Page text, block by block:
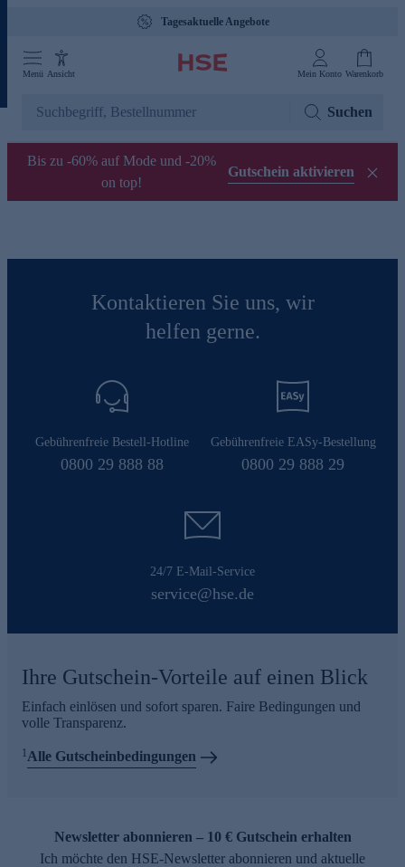
Tagesaktuelle Angebote
Menü Ansicht Mein Konto Warenkorb
Suchen
Bis zu -60% auf Mode und -20%
on top!
Gutschein aktivieren
Kontaktieren Sie uns, wir
helfen gerne.
Gebührenfreie Bestell-Hotline
0800 29 888 88
Gebührenfreie EASy-Bestellung
0800 29 888 29
24/7 E-Mail-Service
service@hse.de
Ihre Gutschein-Vorteile auf einen Blick
Einfach einlösen und sofort sparen. Faire Bedingungen und
volle Transparenz.
1Alle Gutscheinbedingungen
Newsletter abonnieren – 10 € Gutschein erhalten
Ich möchte den HSE-Newsletter abonnieren und aktuelle